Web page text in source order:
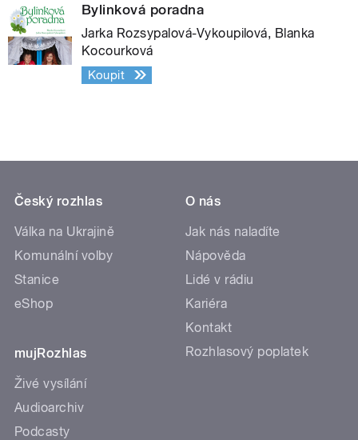
Bylinková poradna
Jarka Rozsypalová-Vykoupilová, Blanka
Kocourková
Koupit
Český rozhlas
Válka na Ukrajině
Komunální volby
Stanice
eShop
mujRozhlas
Živé vysílání
Audioarchiv
Podcasty
O nás
Jak nás naladíte
Nápověda
Lidé v rádiu
Kariéra
Kontakt
Rozhlasový poplatek